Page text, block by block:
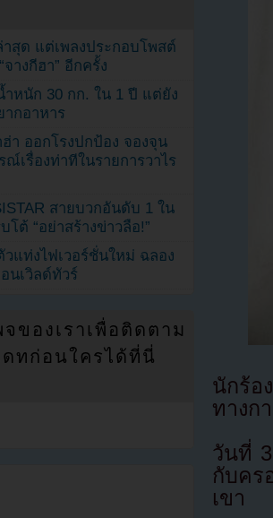
นักร้
ทางก
วันที่
กับคร
เขา
สุด แต่เพลงประกอบโพสต์
างกีฮา” อีกครั้ง
หนัก 30 กก. ใน 1 ปี แต่ยัง
กอาหาร
า ออกโรงปกป้อง จองจุน
ณ์เรื่องท่าทีในรายการวาไร
สายบวกอันดับ 1 ใน
โต้ “อย่าสร้างข่าวลือ!”
วแท่งไฟเวอร์ชั่นใหม่ ฉลอง
นเวิลด์ทัวร์
ของเราเพื่อติดตาม
ดทก่อนใครได้ที่นี่